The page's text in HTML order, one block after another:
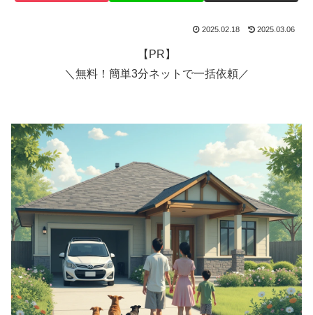
2025.02.18 2025.03.06
【PR】
＼無料！簡単3分ネットで一括依頼／